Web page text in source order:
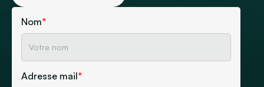
Nom*
Adresse mail*